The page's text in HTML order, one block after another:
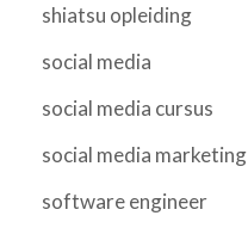
shiatsu opleiding
social media
social media cursus
social media marketing
software engineer